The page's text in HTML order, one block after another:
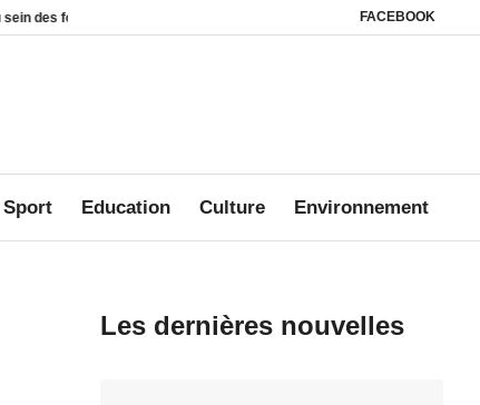
FACEBOOK
Affaire Mbanié : Ali Akbar Onanga Y’Obegue estime que le Gabon
Sport Education Culture Environnement
Les dernières nouvelles